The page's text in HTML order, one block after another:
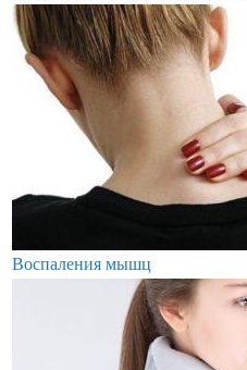
Воспаления мышц